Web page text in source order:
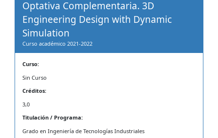
Optativa Complementaria. 3D
Engineering Design with Dynamic
Simulation
Curso académico 2021-2022
Curso:
Sin Curso
Créditos:
3,0
Titulación / Programa:
Grado en Ingeniería de Tecnologías Industriales